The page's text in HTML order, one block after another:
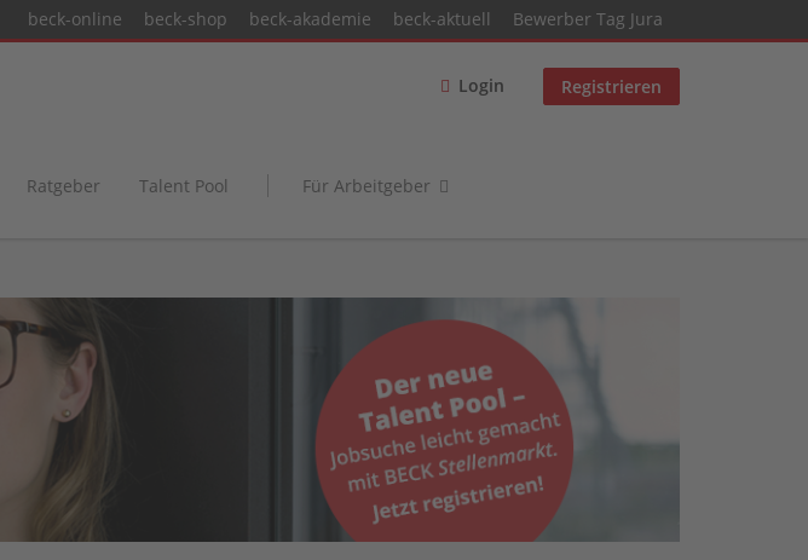
beck-online beck-shop beck-akademie beck-aktuell Bewerber Tag Jura
Login Registrieren
Ratgeber Talent Pool Für Arbeitgeber